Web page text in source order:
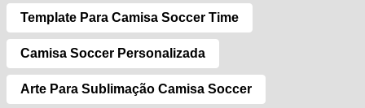
Template Para Camisa Soccer Time
Camisa Soccer Personalizada
Arte Para Sublimação Camisa Soccer